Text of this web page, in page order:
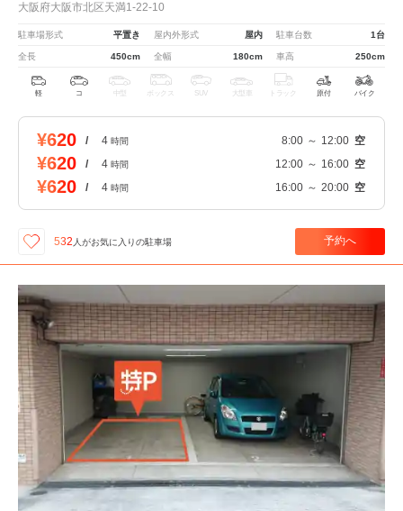
大阪府大阪市北区天満1-22-10
駐車場形式 平置き 屋内外形式 屋内 駐車台数 1台
全長 450cm 全幅 180cm 車高 250cm
軽 コ 中型 ボックス SUV 大型車 トラック 原付 バイク
¥620 / 4 時間 8:00 ～ 12:00 空
¥620 / 4 時間 12:00 ～ 16:00 空
¥620 / 4 時間 16:00 ～ 20:00 空
532 人がお気に入りの駐車場 予約へ